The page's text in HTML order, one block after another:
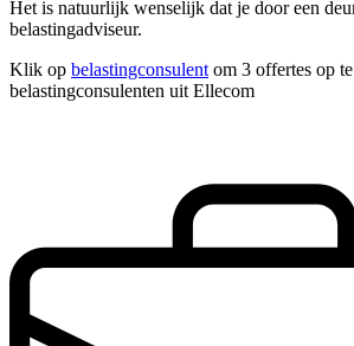
Het is natuurlijk wenselijk dat je door een
belastingadviseur.
Klik op belastingconsulent om 3 offertes op
belastingconsulenten uit Ellecom